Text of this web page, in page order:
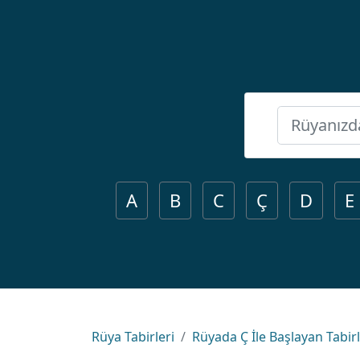
A B C Ç D E
Rüya Tabirleri Rüyada Ç İle Başlayan